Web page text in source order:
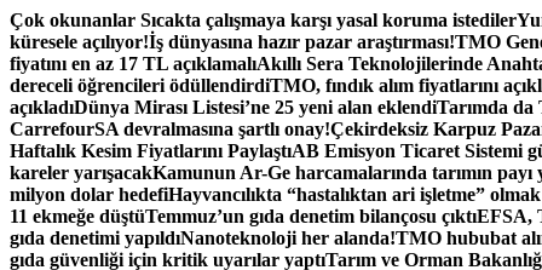
İçeriğe
atla
Çok okunanlar Sıcakta çalışmaya karşı yasal koruma istediler
küresele açılıyor!İş dünyasına hazır pazar araştırması!TMO
fiyatını en az 17 TL açıklamalıAkıllı Sera Teknolojilerinde
dereceli öğrencileri ödüllendirdiTMO, fındık alım fiyatlarını
açıkladıDünya Mirası Listesi’ne 25 yeni alan eklendiTarımda da
CarrefourSA devralmasına şartlı onay!Çekirdeksiz Karpuz
Haftalık Kesim Fiyatlarını PaylaştıAB Emisyon Ticaret Sistemi
kareler yarışacakKamunun Ar-Ge harcamalarında tarımın payı
milyon dolar hedefiHayvancılıkta “hastalıktan ari işletme” olmak
11 ekmeğe düştüTemmuz’un gıda denetim bilançosu çıktıEFSA,
gıda denetimi yapıldıNanoteknoloji her alanda!TMO hububat
gıda güvenliği için kritik uyarılar yaptıTarım ve Orman